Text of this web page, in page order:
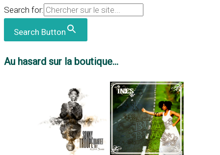
Search for:
Search Button
Au hasard sur la boutique...